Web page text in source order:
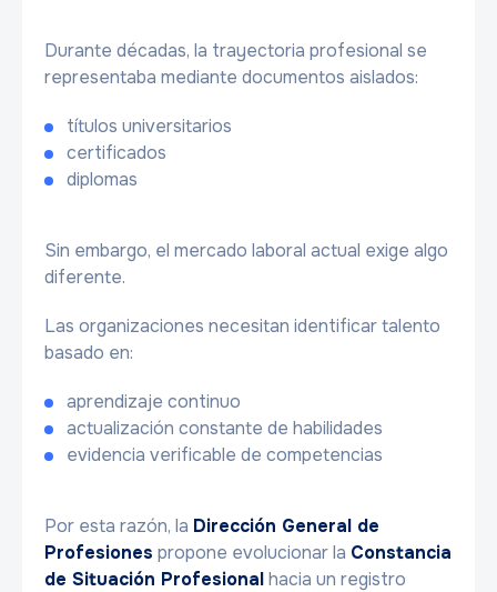
Durante décadas, la trayectoria profesional se
representaba mediante documentos aislados:
títulos universitarios
certificados
diplomas
Sin embargo, el mercado laboral actual exige algo
diferente.
Las organizaciones necesitan identificar talento
basado en:
aprendizaje continuo
actualización constante de habilidades
evidencia verificable de competencias
Por esta razón, la Dirección General de
Profesiones propone evolucionar la Constancia
de Situación Profesionalhacia un registro